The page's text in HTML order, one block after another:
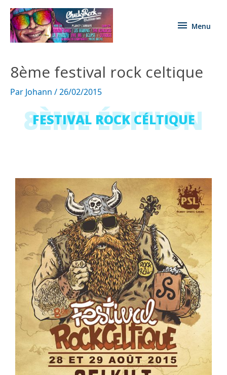
Menu
8ème festival rock celtique
Par Johann /26/02/2015
FESTIVAL ROCK CÉLTIQUE
8ÈME ÉDITION